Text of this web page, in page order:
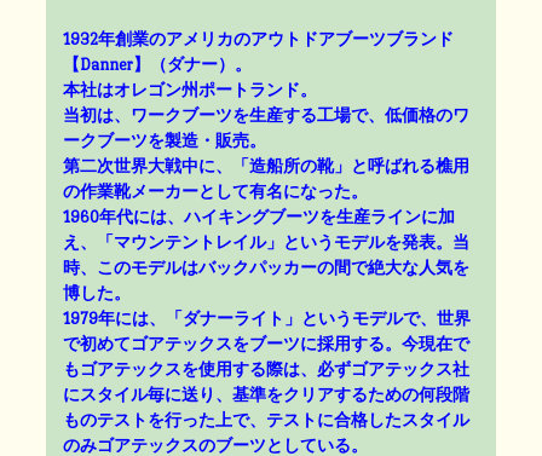
1932年創業のアメリカのアウトドアブーツブランド
【Danner】（ダナー）。
本社はオレゴン州ポートランド。
当初は、ワークブーツを生産する工場で、低価格のワ
ークブーツを製造・販売。
第二次世界大戦中に、「造船所の靴」と呼ばれる樵用
の作業靴メーカーとして有名になった。
1960年代には、ハイキングブーツを生産ラインに加
え、「マウンテントレイル」というモデルを発表。当
時、このモデルはバックパッカーの間で絶大な人気を
博した。
1979年には、「ダナーライト」というモデルで、世界
で初めてゴアテックスをブーツに採用する。今現在で
もゴアテックスを使用する際は、必ずゴアテックス社
にスタイル毎に送り、基準をクリアするための何段階
ものテストを行った上で、テストに合格したスタイル
のみゴアテックスのブーツとしている。